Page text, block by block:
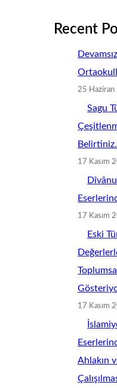
Recent
25 Haziran
Sagu
Belirtiniz.
17 Kasım
17 Kasım
Eski
17 Kasım
Ahlakın